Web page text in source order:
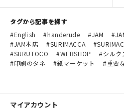
タグから記事を探す
English
handerude JAM
JAM本店
SURIMACCA
SURUTOCO
WEBSHOP シルク
印刷のタネ
紙マーケット 重要
マイアカウント